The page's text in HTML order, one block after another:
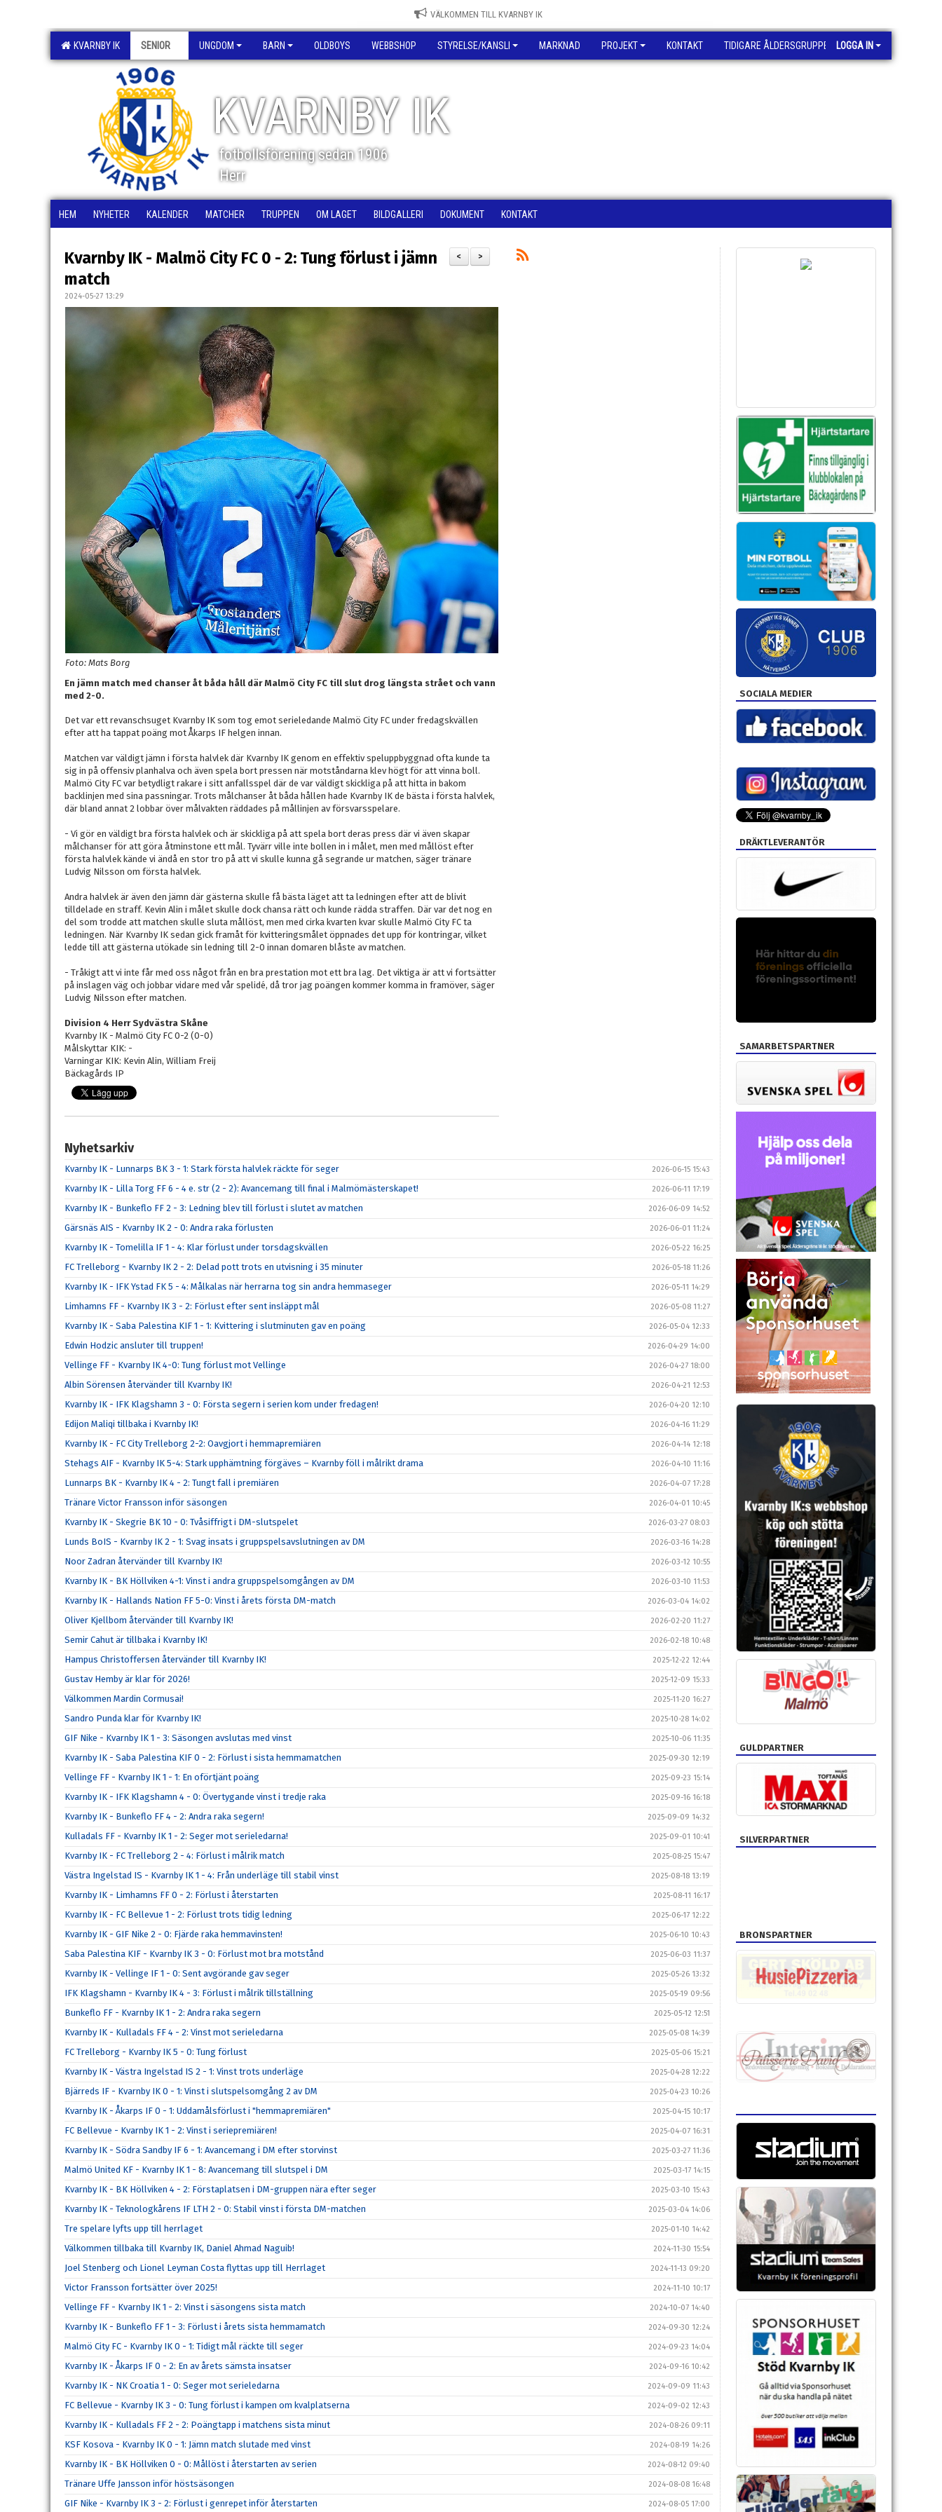
VÄLKOMMEN TILL KVARNBY IK
KVARNBY IK SENIOR UNGDOM BARN OLDBOYS WEBBSHOP STYRELSE/KANSLI MARKNAD PROJEKT KONTAKT TIDIGARE ÅLDERSGRUPPER LOGGA IN
KVARNBY IK
fotbollsförening sedan 1906
Herr
HEM NYHETER KALENDER MATCHER TRUPPEN OM LAGET BILDGALLERI DOKUMENT KONTAKT
>
<
Kvarnby IK - Malmö City FC 0 - 2: Tung förlust i jämn
match
2024-05-27 13:29
Foto: Mats Borg
En jämn match med chanser åt båda håll där Malmö City FC till slut drog längsta strået och vann
med 2-0.
Det var ett revanschsuget Kvarnby IK som tog emot serieledande Malmö City FC under fredagskvällen
efter att ha tappat poäng mot Åkarps IF helgen innan.
Matchen var väldigt jämn i första halvlek där Kvarnby IK genom en effektiv speluppbyggnad ofta kunde ta
sig in på offensiv planhalva och även spela bort pressen när motståndarna klev högt för att vinna boll.
Malmö City FC var betydligt rakare i sitt anfallsspel där de var väldigt skickliga på att hitta in bakom
backlinjen med sina passningar. Trots målchanser åt båda hållen hade Kvarnby IK de bästa i första halvlek,
där bland annat 2 lobbar över målvakten räddades på mållinjen av försvarsspelare.
- Vi gör en väldigt bra första halvlek och är skickliga på att spela bort deras press där vi även skapar
målchanser för att göra åtminstone ett mål. Tyvärr ville inte bollen in i målet, men med mållöst efter
första halvlek kände vi ändå en stor tro på att vi skulle kunna gå segrande ur matchen, säger tränare
Ludvig Nilsson om första halvlek.
Andra halvlek är även den jämn där gästerna skulle få bästa läget att ta ledningen efter att de blivit
tilldelade en straff. Kevin Alin i målet skulle dock chansa rätt och kunde rädda straffen. Där var det nog en
del som trodde att matchen skulle sluta mållöst, men med cirka kvarten kvar skulle Malmö City FC ta
ledningen. När Kvarnby IK sedan gick framåt för kvitteringsmålet öppnades det upp för kontringar, vilket
ledde till att gästerna utökade sin ledning till 2-0 innan domaren blåste av matchen.
- Tråkigt att vi inte får med oss något från en bra prestation mot ett bra lag. Det viktiga är att vi fortsätter
på inslagen väg och jobbar vidare med vår spelidé, då tror jag poängen kommer komma in framöver, säger
Ludvig Nilsson efter matchen.
Division 4 Herr Sydvästra Skåne
Kvarnby IK - Malmö City FC 0-2 (0-0)
Målskyttar KIK: -
Varningar KIK: Kevin Alin, William Freij
Bäckagårds IP
Nyhetsarkiv
Kvarnby IK - Lunnarps BK 3 - 1: Stark första halvlek räckte för seger 2026-06-15 15:43
Kvarnby IK - Lilla Torg FF 6 - 4 e. str (2 - 2): Avancemang till final i Malmömästerskapet! 2026-06-11 17:19
Kvarnby IK - Bunkeflo FF 2 - 3: Ledning blev till förlust i slutet av matchen 2026-06-09 14:52
Gärsnäs AIS - Kvarnby IK 2 - 0: Andra raka förlusten 2026-06-01 11:24
Kvarnby IK - Tomelilla IF 1 - 4: Klar förlust under torsdagskvällen 2026-05-22 16:25
FC Trelleborg - Kvarnby IK 2 - 2: Delad pott trots en utvisning i 35 minuter 2026-05-18 11:26
Kvarnby IK - IFK Ystad FK 5 - 4: Målkalas när herrarna tog sin andra hemmaseger 2026-05-11 14:29
Limhamns FF - Kvarnby IK 3 - 2: Förlust efter sent insläppt mål 2026-05-08 11:27
Kvarnby IK - Saba Palestina KIF 1 - 1: Kvittering i slutminuten gav en poäng 2026-05-04 12:33
Edwin Hodzic ansluter till truppen! 2026-04-29 14:00
Vellinge FF - Kvarnby IK 4-0: Tung förlust mot Vellinge 2026-04-27 18:00
Albin Sörensen återvänder till Kvarnby IK! 2026-04-21 12:53
Kvarnby IK - IFK Klagshamn 3 - 0: Första segern i serien kom under fredagen! 2026-04-20 12:10
Edijon Maliqi tillbaka i Kvarnby IK! 2026-04-16 11:29
Kvarnby IK - FC City Trelleborg 2-2: Oavgjort i hemmapremiären 2026-04-14 12:18
Stehags AIF - Kvarnby IK 5-4: Stark upphämtning förgäves – Kvarnby föll i målrikt drama 2026-04-10 11:16
Lunnarps BK - Kvarnby IK 4 - 2: Tungt fall i premiären 2026-04-07 17:28
Tränare Victor Fransson inför säsongen 2026-04-01 10:45
Kvarnby IK - Skegrie BK 10 - 0: Tvåsiffrigt i DM-slutspelet 2026-03-27 08:03
Lunds BoIS - Kvarnby IK 2 - 1: Svag insats i gruppspelsavslutningen av DM 2026-03-16 14:28
Noor Zadran återvänder till Kvarnby IK! 2026-03-12 10:55
Kvarnby IK - BK Höllviken 4-1: Vinst i andra gruppspelsomgången av DM 2026-03-10 11:53
Kvarnby IK - Hallands Nation FF 5-0: Vinst i årets första DM-match 2026-03-04 14:02
Oliver Kjellbom återvänder till Kvarnby IK! 2026-02-20 11:27
Semir Cahut är tillbaka i Kvarnby IK! 2026-02-18 10:48
Hampus Christoffersen återvänder till Kvarnby IK! 2025-12-22 12:44
Gustav Hemby är klar för 2026! 2025-12-09 15:33
Välkommen Mardin Cormusai! 2025-11-20 16:27
Sandro Punda klar för Kvarnby IK! 2025-10-28 14:02
GIF Nike - Kvarnby IK 1 - 3: Säsongen avslutas med vinst 2025-10-06 11:35
Kvarnby IK - Saba Palestina KIF 0 - 2: Förlust i sista hemmamatchen 2025-09-30 12:19
Vellinge FF - Kvarnby IK 1 - 1: En oförtjänt poäng 2025-09-23 15:14
Kvarnby IK - IFK Klagshamn 4 - 0: Övertygande vinst i tredje raka 2025-09-16 16:18
Kvarnby IK - Bunkeflo FF 4 - 2: Andra raka segern! 2025-09-09 14:32
Kulladals FF - Kvarnby IK 1 - 2: Seger mot serieledarna! 2025-09-01 10:41
Kvarnby IK - FC Trelleborg 2 - 4: Förlust i målrik match 2025-08-25 15:47
Västra Ingelstad IS - Kvarnby IK 1 - 4: Från underläge till stabil vinst 2025-08-18 13:19
Kvarnby IK - Limhamns FF 0 - 2: Förlust i återstarten 2025-08-11 16:17
Kvarnby IK - FC Bellevue 1 - 2: Förlust trots tidig ledning 2025-06-17 12:22
Kvarnby IK - GIF Nike 2 - 0: Fjärde raka hemmavinsten! 2025-06-10 10:43
Saba Palestina KIF - Kvarnby IK 3 - 0: Förlust mot bra motstånd 2025-06-03 11:37
Kvarnby IK - Vellinge IF 1 - 0: Sent avgörande gav seger 2025-05-26 13:32
IFK Klagshamn - Kvarnby IK 4 - 3: Förlust i målrik tillställning 2025-05-19 09:56
Bunkeflo FF - Kvarnby IK 1 - 2: Andra raka segern 2025-05-12 12:51
Kvarnby IK - Kulladals FF 4 - 2: Vinst mot serieledarna 2025-05-08 14:39
FC Trelleborg - Kvarnby IK 5 - 0: Tung förlust 2025-05-06 15:21
Kvarnby IK - Västra Ingelstad IS 2 - 1: Vinst trots underläge 2025-04-28 12:22
Bjärreds IF - Kvarnby IK 0 - 1: Vinst i slutspelsomgång 2 av DM 2025-04-23 10:26
Kvarnby IK - Åkarps IF 0 - 1: Uddamålsförlust i "hemmapremiären" 2025-04-15 10:17
FC Bellevue - Kvarnby IK 1 - 2: Vinst i seriepremiären! 2025-04-07 16:31
Kvarnby IK - Södra Sandby IF 6 - 1: Avancemang i DM efter storvinst 2025-03-27 11:36
Malmö United KF - Kvarnby IK 1 - 8: Avancemang till slutspel i DM 2025-03-17 14:15
Kvarnby IK - BK Höllviken 4 - 2: Förstaplatsen i DM-gruppen nära efter seger 2025-03-10 15:43
Kvarnby IK - Teknologkårens IF LTH 2 - 0: Stabil vinst i första DM-matchen 2025-03-04 14:06
Tre spelare lyfts upp till herrlaget 2025-01-10 14:42
Välkommen tillbaka till Kvarnby IK, Daniel Ahmad Naguib! 2024-11-30 15:54
Joel Stenberg och Lionel Leyman Costa flyttas upp till Herrlaget 2024-11-13 09:20
Victor Fransson fortsätter över 2025! 2024-11-10 10:17
Vellinge FF - Kvarnby IK 1 - 2: Vinst i säsongens sista match 2024-10-07 14:40
Kvarnby IK - Bunkeflo FF 1 - 3: Förlust i årets sista hemmamatch 2024-09-30 12:24
Malmö City FC - Kvarnby IK 0 - 1: Tidigt mål räckte till seger 2024-09-23 14:04
Kvarnby IK - Åkarps IF 0 - 2: En av årets sämsta insatser 2024-09-16 10:42
Kvarnby IK - NK Croatia 1 - 0: Seger mot serieledarna 2024-09-09 11:43
FC Bellevue - Kvarnby IK 3 - 0: Tung förlust i kampen om kvalplatserna 2024-09-02 12:43
Kvarnby IK - Kulladals FF 2 - 2: Poängtapp i matchens sista minut 2024-08-26 09:11
KSF Kosova - Kvarnby IK 0 - 1: Jämn match slutade med vinst 2024-08-19 14:26
Kvarnby IK - BK Höllviken 0 - 0: Mållöst i återstarten av serien 2024-08-12 09:40
Tränare Uffe Jansson inför höstsäsongen 2024-08-08 16:48
GIF Nike - Kvarnby IK 3 - 2: Förlust i genrepet inför återstarten 2024-08-05 17:00
SOCIALA MEDIER
DRÄKTLEVERANTÖR
SAMARBETSPARTNER
GULDPARTNER
SILVERPARTNER
BRONSPARTNER